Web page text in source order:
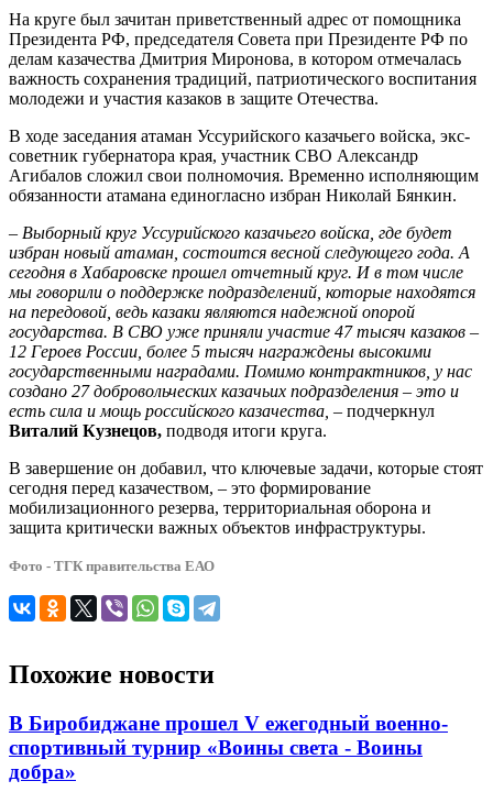
На круге был зачитан приветственный адрес от помощника
Президента РФ, председателя Совета при Президенте РФ по
делам казачества Дмитрия Миронова, в котором отмечалась
важность сохранения традиций, патриотического воспитания
молодежи и участия казаков в защите Отечества.
В ходе заседания атаман Уссурийского казачьего войска, экс-
советник губернатора края, участник СВО Александр
Агибалов сложил свои полномочия. Временно исполняющим
обязанности атамана единогласно избран Николай Бянкин.
– Выборный круг Уссурийского казачьего войска, где будет
избран новый атаман, состоится весной следующего года. А
сегодня в Хабаровске прошел отчетный круг. И в том числе
мы говорили о поддержке подразделений, которые находятся
на передовой, ведь казаки являются надежной опорой
государства. В СВО уже приняли участие 47 тысяч казаков –
12 Героев России, более 5 тысяч награждены высокими
государственными наградами. Помимо контрактников, у нас
создано 27 добровольческих казачьих подразделения – это и
есть сила и мощь российского казачества, – подчеркнул
Виталий Кузнецов, подводя итоги круга.
В завершение он добавил, что ключевые задачи, которые стоят
сегодня перед казачеством, – это формирование
мобилизационного резерва, территориальная оборона и
защита критически важных объектов инфраструктуры.
Фото - ТГК правительства ЕАО
Похожие новости
В Биробиджане прошел V ежегодный военно-
спортивный турнир «Воины света - Воины
добра»